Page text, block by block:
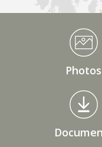
Médiathèque Footer
Photos